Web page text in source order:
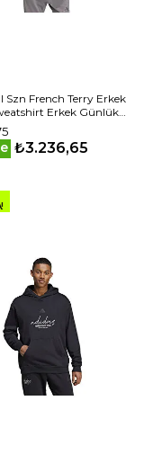
Szn French Terry Erkek
Erkek Günlük
IY4154 Beyaz
₺3.236,65